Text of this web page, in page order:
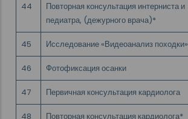
44
Повторная консультация интерниста и
педиатра, (дежурного врача)*
45 Исследование «Видеоанализ походки»
46 Фотофиксация осанки
47 Первичная консультация кардиолога
48 Повторная консультация кардиолога*